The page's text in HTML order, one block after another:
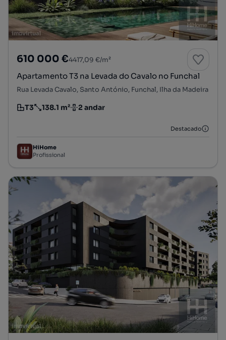
610 000 €4417,09 €/m²
Apartamento T3 na Levada do Cavalo no Funchal
Rua Levada Cavalo, Santo António, Funchal, Ilha da Madeira
Tipologia
T3
Preço por metro quadrado
138.1 m²
Andar 2 andar
Destacado
HiHome
Profissional